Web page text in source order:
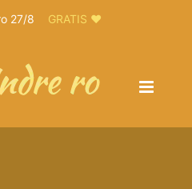
27/8 GRATIS ❤️